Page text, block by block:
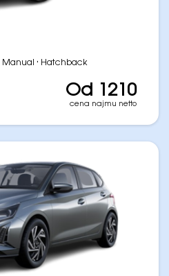
Manual· Hatchback
Od 1210
cena najmu netto